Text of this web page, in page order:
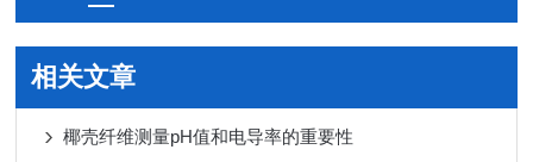
相关文章
椰壳纤维测量pH值和电导率的重要性